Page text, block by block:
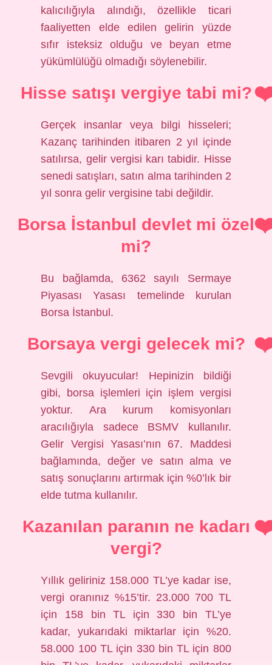
kalıcılığıyla alındığı, özellikle ticari
faaliyetten elde edilen gelirin yüzde
sıfır isteksiz olduğu ve beyan etme
yükümlülüğü olmadığı söylenebilir.
Hisse satışı vergiye tabi mi?
Gerçek insanlar veya bilgi hisseleri;
Kazanç tarihinden itibaren 2 yıl içinde
satılırsa, gelir vergisi karı tabidir. Hisse
senedi satışları, satın alma tarihinden 2
yıl sonra gelir vergisine tabi değildir.
Borsa İstanbul devlet mi özel
mi?
Bu bağlamda, 6362 sayılı Sermaye
Piyasası Yasası temelinde kurulan
Borsa İstanbul.
Borsaya vergi gelecek mi?
Sevgili okuyucular! Hepinizin bildiği
gibi, borsa işlemleri için işlem vergisi
yoktur. Ara kurum komisyonları
aracılığıyla sadece BSMV kullanılır.
Gelir Vergisi Yasası’nın 67. Maddesi
bağlamında, değer ve satın alma ve
satış sonuçlarını artırmak için %0’lık bir
elde tutma kullanılır.
Kazanılan paranın ne kadarı
vergi?
Yıllık geliriniz 158.000 TL’ye kadar ise,
vergi oranınız %15’tir. 23.000 700 TL
için 158 bin TL için 330 bin TL’ye
kadar, yukarıdaki miktarlar için %20.
58.000 100 TL için 330 bin TL için 800